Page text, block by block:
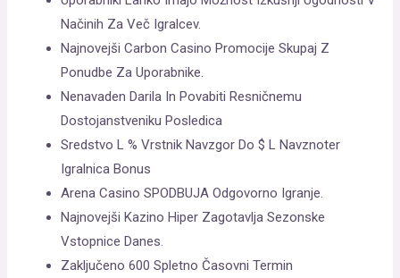
Načinih Za Več Igralcev.
Najnovejši Carbon Casino Promocije Skupaj Z
Ponudbe Za Uporabnike.
Nenavaden Darila In Povabiti Resničnemu
Dostojanstveniku Posledica
Sredstvo L % Vrstnik Navzgor Do $ L Navznoter
Igralnica Bonus
Arena Casino SPODBUJA Odgovorno Igranje.
Najnovejši Kazino Hiper Zagotavlja Sezonske
Vstopnice Danes.
Zaključeno 600 Spletno Časovni Termin